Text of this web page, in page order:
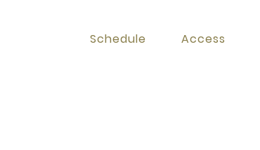
Schedule Access